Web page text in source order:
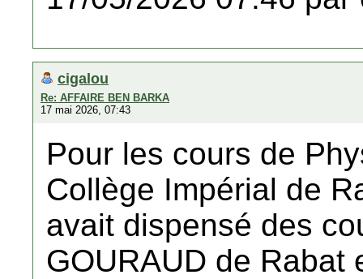
cigalou
Re: AFFAIRE BEN BARKA
17 mai 2026, 07:43
Pour les cours de
Collège Impérial de
avait dispensé des
GOURAUD de Rabat